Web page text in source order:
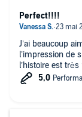
J’ai beaucoup
l’impression de
l’histoire est
Perfect!!!!